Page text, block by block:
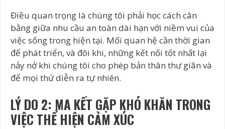
Điều quan trọng là chúng tôi phải học cách cân
bằng giữa nhu cầu an toàn dài hạn với niềm vui của
việc sống trong hiện tại. Mối quan hệ cần thời gian
để phát triển, và đôi khi, những kết nối tốt nhất lại
nảy nở khi chúng tôi cho phép bản thân thư giãn và
để mọi thứ diễn ra tự nhiên.
LÝ DO 2: MA KẾT GẶP KHÓ KHĂN TRONG
VIỆC THỂ HIỆN CẢM XÚC